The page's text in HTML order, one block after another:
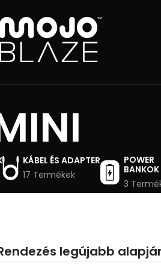
KÁBEL ÉS ADAPTER
17 Termékek
POWER
BANKOK
3